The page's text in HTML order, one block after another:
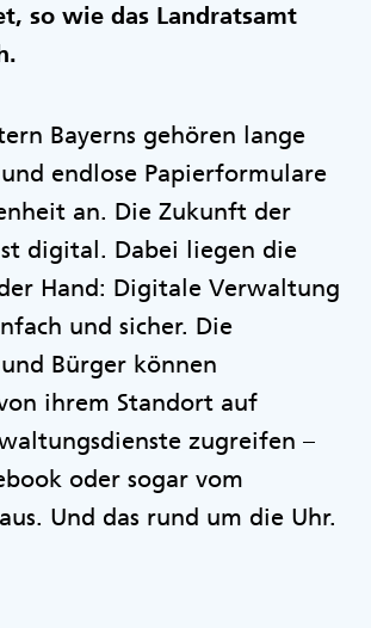
so wie das Landratsamt
Bayerns gehören lange
endlose Papierformulare
an. Die Zukunft der
digital. Dabei liegen die
Hand: Digitale Verwaltung
und sicher. Die
Bürger können
ihrem Standort auf
zugreifen –
oder sogar vom
Und das rund um die Uhr.